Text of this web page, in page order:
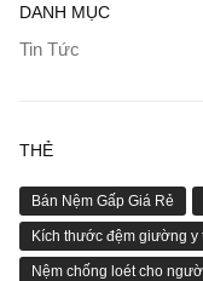
DANH MỤC
Tin Tức
THẺ
Bán Nệm Gấp Giá Rẻ
Kích thước đệm giường y
Nệm chống loét cho